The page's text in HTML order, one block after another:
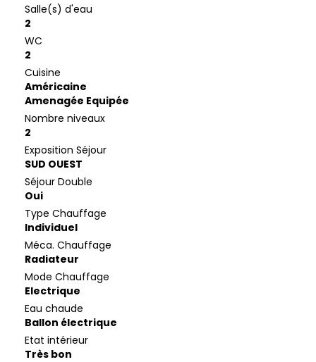
Salle(s) d'eau
2
WC
2
Cuisine
Américaine
Amenagée Equipée
Nombre niveaux
2
Exposition Séjour
SUD OUEST
Séjour Double
Oui
Type Chauffage
Individuel
Méca. Chauffage
Radiateur
Mode Chauffage
Electrique
Eau chaude
Ballon électrique
Etat intérieur
Très bon